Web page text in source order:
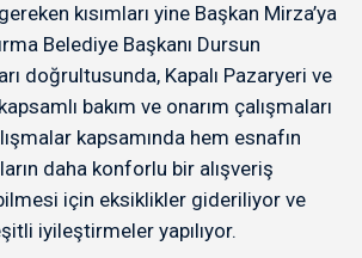
kısımları yine Başkan Mirza’ya
Belediye Başkanı Dursun
doğrultusunda, Kapalı Pazaryeri ve
bakım ve onarım çalışmaları
kapsamında hem esnafın
daha konforlu bir alışveriş
için eksiklikler gideriliyor ve
iyileştirmeler yapılıyor.